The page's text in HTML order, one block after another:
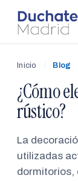
Inicio / Blog
¿Cómo
rústico?
La
utilizadas
dormitorios,